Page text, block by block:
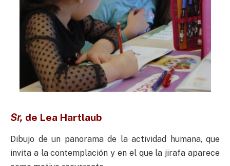
Sr, de Lea Hartlaub
Dibujo de un panorama de la actividad humana, que
invita a la contemplación y en el que la jirafa aparece